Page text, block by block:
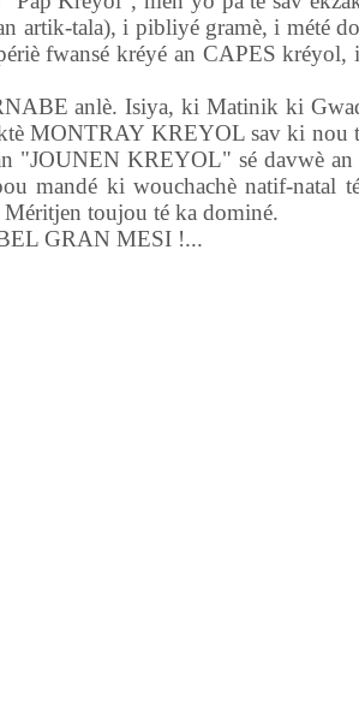
artik-tala), i pibliyé gramè, i mété
fwansé kréyé an CAPES kréyol,
anlè. Isiya, ki Matinik ki
MONTRAY KREYOL sav ki nou
"JOUNEN KREYOL" sé davwè an
mandé ki wouchachè natif-natal
toujou té ka dominé.
GRAN MESI !...